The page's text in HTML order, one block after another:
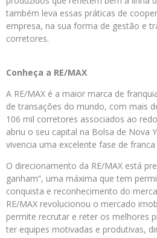
também leva essas práticas de
empresa, na sua forma de gestão e
corretores.
Conheça a RE/MAX
A RE/MAX é a maior marca de
de transações do mundo, com mais
106 mil corretores associados ao
abriu o seu capital na Bolsa de Nova
vivencia uma excelente fase de franca
O direcionamento da RE/MAX está
ganham”, uma máxima que tem
conquista e reconhecimento do
RE/MAX revolucionou o mercado
permite recrutar e reter os melhores
ter equipes motivadas e produtivas,